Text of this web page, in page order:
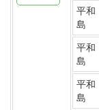
平和
島
平和
島
平和
島